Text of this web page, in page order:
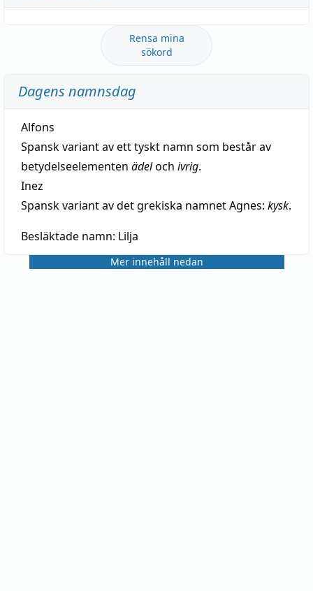
Rensa mina
sökord
Dagens namnsdag
Alfons
Spansk variant av ett tyskt namn som består av
betydelseelementen ädeloch ivrig.
Inez
Spansk variant av det grekiska namnet Agnes: kysk.
Besläktade namn: Lilja
Mer innehåll nedan